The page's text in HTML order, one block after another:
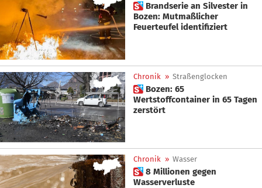
 Brandserie an Silvester in
Bozen: Mutmaßlicher
Feuerteufel identifiziert
Chronik » Straßenglocken
 Bozen: 65
Wertstoffcontainer in 65 Tagen
zerstört
Chronik » Wasser
 8 Millionen gegen
Wasserverluste